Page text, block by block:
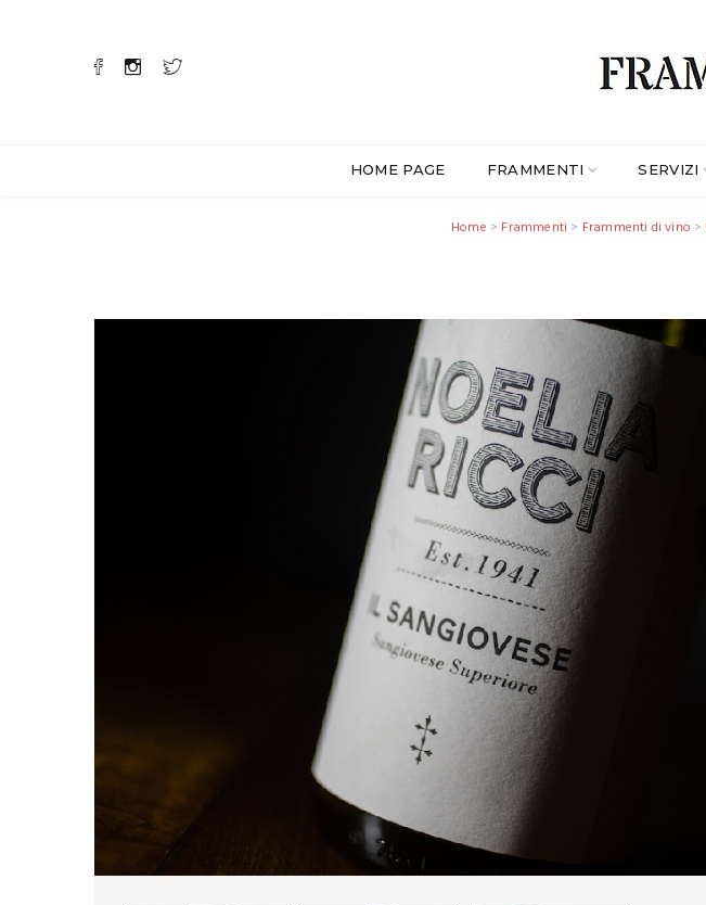
HOME PAGE FRAMMENTI SERVIZI
Home > Frammenti > Frammenti di vino >